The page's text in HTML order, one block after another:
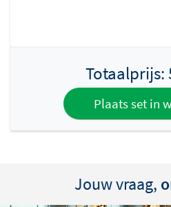
Totaalprijs:
Plaats set in
Jouw vraag,